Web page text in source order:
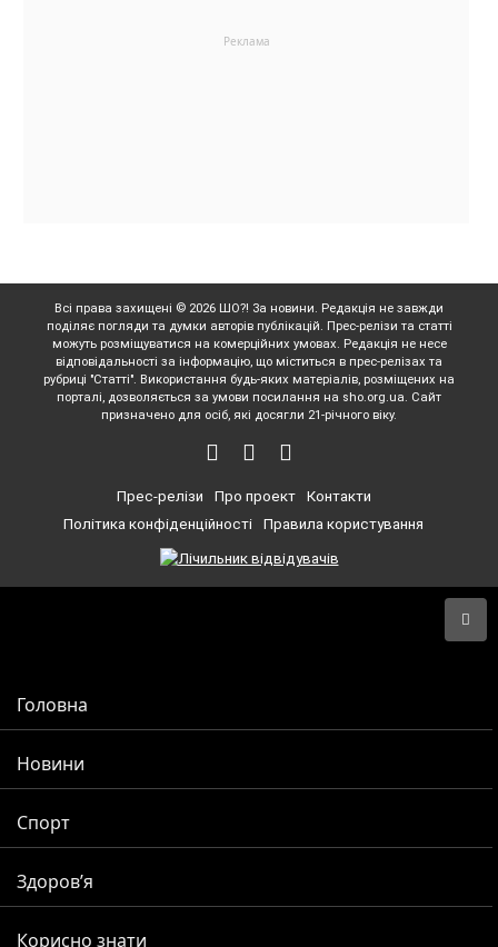
Всі права захищені © 2026 ШО?! За новини. Редакція не завжди
поділяє погляди та думки авторів публікацій. Прес-релізи та статті
можуть розміщуватися на комерційних умовах. Редакція не несе
відповідальності за інформацію, що міститься в прес-релізах та
рубриці "Статті". Використання будь-яких матеріалів, розміщених на
порталі, дозволяється за умови посилання на sho.org.ua. Сайт
призначено для осіб, які досягли 21-річного віку.
Прес-релізи Про проект
Контакти
Політика конфіденційності
Правила користування
Головна
Новини
Спорт
Здоров’я
Корисно знати